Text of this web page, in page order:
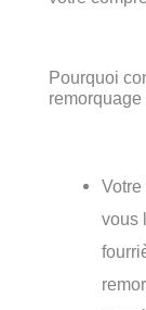
Pourquoi
Votre
vous